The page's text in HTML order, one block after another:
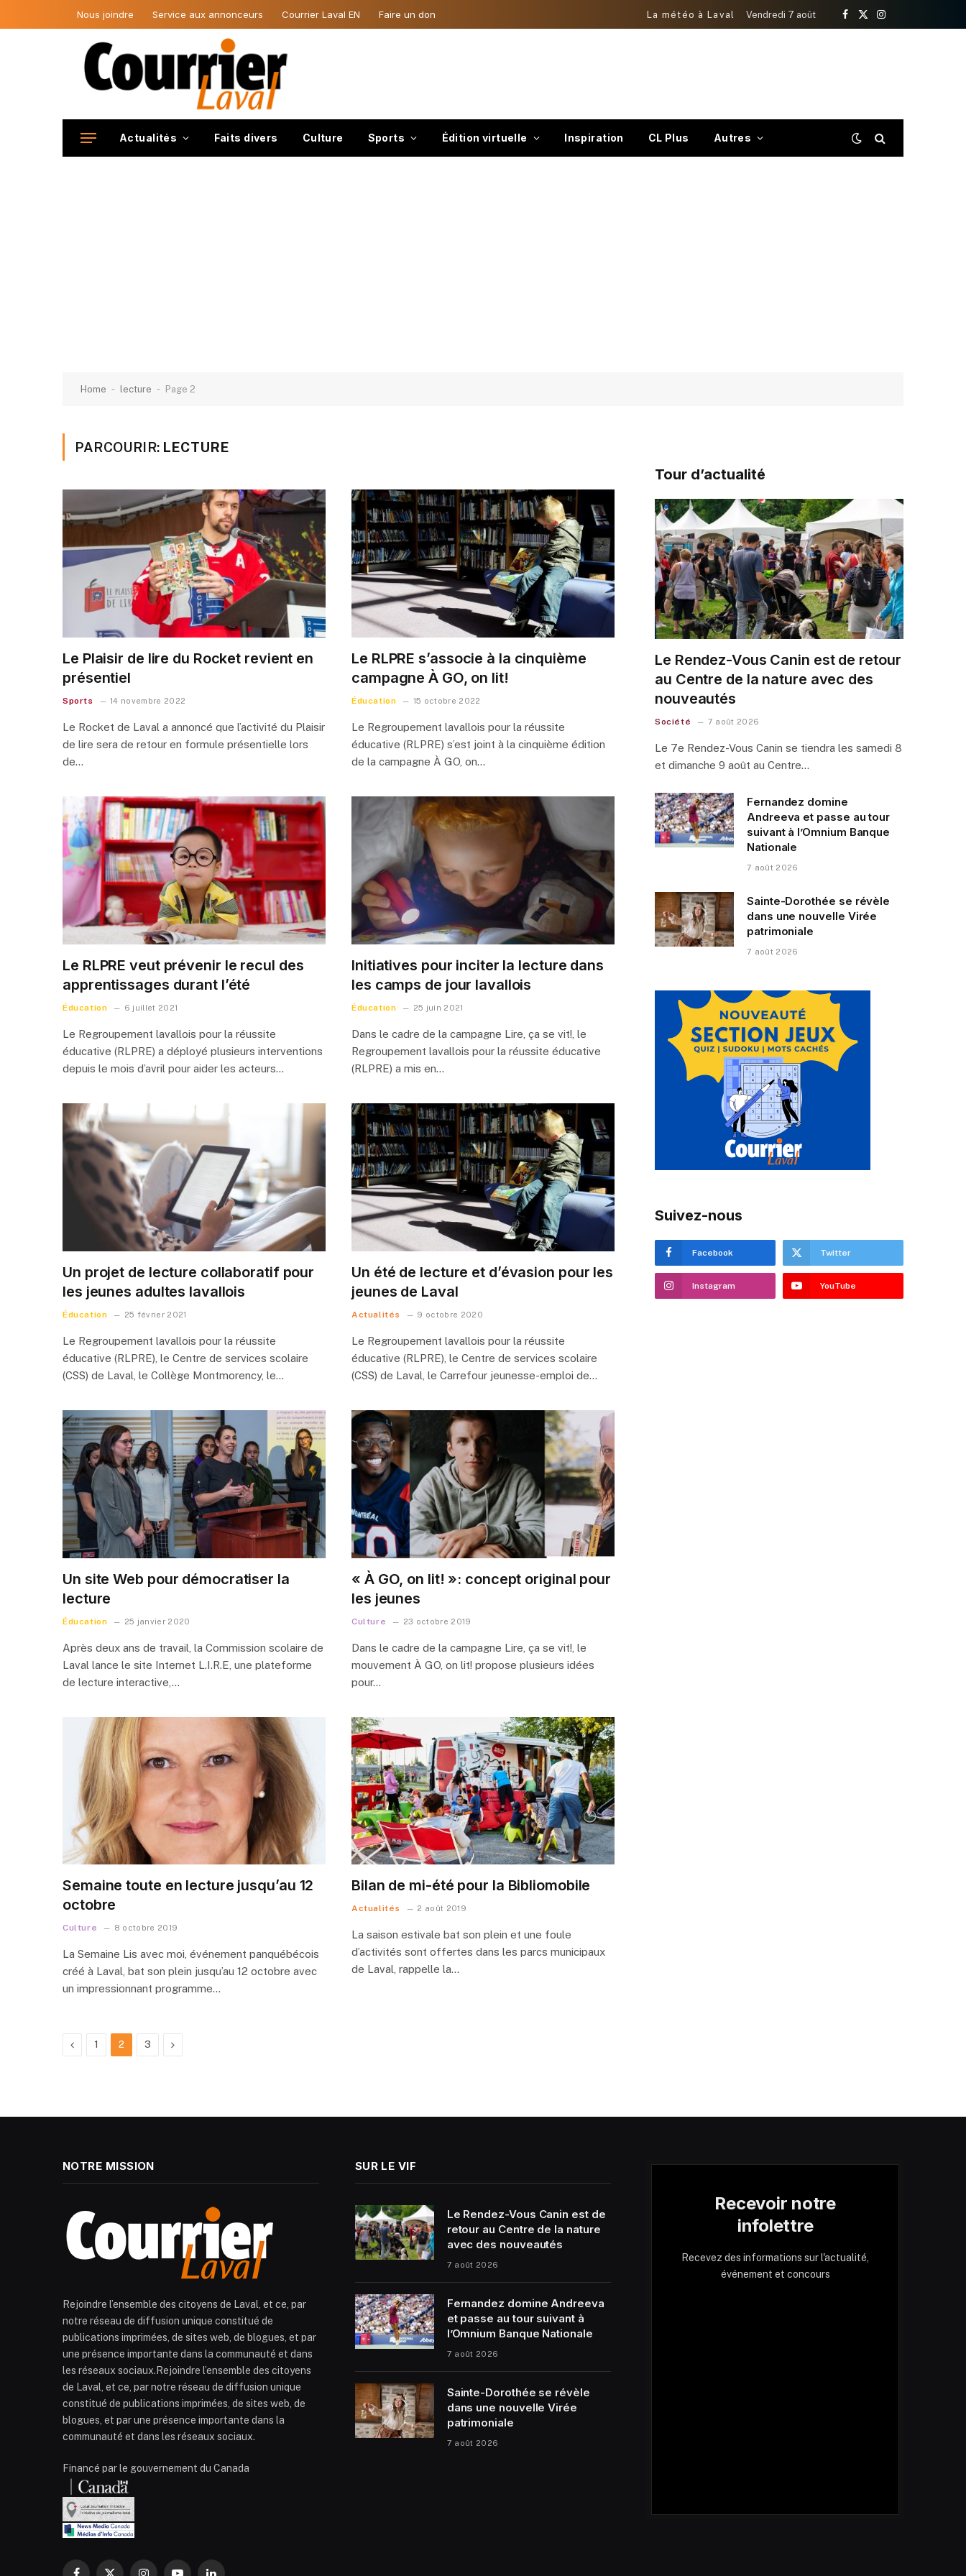
Nous joindre Service aux annonceurs Courrier Laval EN Faire un don La météo à Laval Vendredi 7 août
Facebook
X
Instagram
Actualités Faits divers Culture Sports Édition virtuelle Inspiration CL Plus Autres
Home - lecture - Page 2
PARCOURIR: LECTURE
Le Plaisir de lire du Rocket revient en
présentiel
Sports 14 novembre 2022
Le Rocket de Laval a annoncé que l’activité du Plaisir
de lire sera de retour en formule présentielle lors
de…
Le RLPRE s’associe à la cinquième
campagne À GO, on lit!
Éducation 15 octobre 2022
Le Regroupement lavallois pour la réussite
éducative (RLPRE) s’est joint à la cinquième édition
de la campagne À GO, on…
Le RLPRE veut prévenir le recul des
apprentissages durant l’été
Éducation 6 juillet 2021
Le Regroupement lavallois pour la réussite
éducative (RLPRE) a déployé plusieurs interventions
depuis le mois d’avril pour aider les acteurs…
Initiatives pour inciter la lecture dans
les camps de jour lavallois
Éducation 25 juin 2021
Dans le cadre de la campagne Lire, ça se vit!, le
Regroupement lavallois pour la réussite éducative
(RLPRE) a mis en…
Un projet de lecture collaboratif pour
les jeunes adultes lavallois
Éducation 25 février 2021
Le Regroupement lavallois pour la réussite
éducative (RLPRE), le Centre de services scolaire
(CSS) de Laval, le Collège Montmorency, le…
Un été de lecture et d’évasion pour les
jeunes de Laval
Actualités 9 octobre 2020
Le Regroupement lavallois pour la réussite
éducative (RLPRE), le Centre de services scolaire
(CSS) de Laval, le Carrefour jeunesse-emploi de…
Un site Web pour démocratiser la
lecture
Éducation 25 janvier 2020
Après deux ans de travail, la Commission scolaire de
Laval lance le site Internet L.I.R.E, une plateforme
de lecture interactive,…
« À GO, on lit! »: concept original pour
les jeunes
Culture 23 octobre 2019
Dans le cadre de la campagne Lire, ça se vit!, le
mouvement À GO, on lit! propose plusieurs idées
pour…
Semaine toute en lecture jusqu’au 12
octobre
Culture 8 octobre 2019
La Semaine Lis avec moi, événement panquébécois
créé à Laval, bat son plein jusqu’au 12 octobre avec
un impressionnant programme…
Bilan de mi-été pour la Bibliomobile
Actualités 2 août 2019
La saison estivale bat son plein et une foule
d’activités sont offertes dans les parcs municipaux
de Laval, rappelle la…
Previous
1 2 3 Next
Tour d’actualité
Le Rendez-Vous Canin est de retour
au Centre de la nature avec des
nouveautés
Société 7 août 2026
Le 7e Rendez-Vous Canin se tiendra les samedi 8
et dimanche 9 août au Centre…
Fernandez domine
Andreeva et passe au tour
suivant à l’Omnium Banque
Nationale
7 août 2026
Sainte-Dorothée se révèle
dans une nouvelle Virée
patrimoniale
7 août 2026
Suivez-nous
Facebook Twitter
Instagram YouTube
NOTRE MISSION
Rejoindre l’ensemble des citoyens de Laval, et ce, par
notre réseau de diffusion unique constitué de
publications imprimées, de sites web, de blogues, et par
une présence importante dans la communauté et dans
les réseaux sociaux.Rejoindre l’ensemble des citoyens
de Laval, et ce, par notre réseau de diffusion unique
constitué de publications imprimées, de sites web, de
blogues, et par une présence importante dans la
communauté et dans les réseaux sociaux.
Financé par le gouvernement du Canada
SUR LE VIF
Le Rendez-Vous Canin est de
retour au Centre de la nature
avec des nouveautés
7 août 2026
Fernandez domine Andreeva
et passe au tour suivant à
l’Omnium Banque Nationale
7 août 2026
Sainte-Dorothée se révèle
dans une nouvelle Virée
patrimoniale
7 août 2026
Recevoir notre
infolettre
Recevez des informations sur l'actualité,
événement et concours